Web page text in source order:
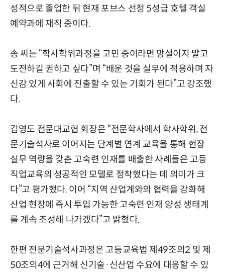
성적으로 졸업한 뒤 현재 포브스 선정 5성급 호텔 객실
예약과에 재직 중이다.
송 씨는 “학사학위과정을 고민 중이라면 망설이지 말고
도전하길 권하고 싶다”며 “배운 것을 실무에 적용하며 자
신감 있게 사회에 진출할 수 있는 기회가 된다”고 강조했
다.
김영도 전문대교협 회장은 “전문학사에서 학사학위, 전
문기술석사로 이어지는 단계별 연계 교육을 통해 현장
실무 역량을 갖춘 고숙련 인재를 배출한 사례들은 고등
직업교육의 성공적인 모델로 정착했다는 데 의미가 크
다”고 평가했다. 이어 “지역 산업계와의 협력을 강화해
산업 현장에 즉시 투입 가능한 고숙련 인재 양성 생태계
를 계속 조성해 나가겠다”고 밝혔다.
한편 전문기술석사과정은 고등교육법 제49조의2 및 제
50조의4에 근거해 신기술·신산업 수요에 대응할 수 있